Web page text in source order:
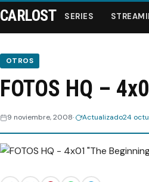
Series
Streaming
Recomendaciones
CARLOST SERIES
OTROS
FOTOS HQ –
9 noviembre, 2008 Actualizado24